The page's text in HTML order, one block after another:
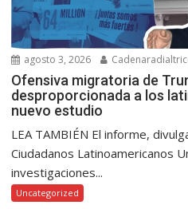
agosto 3, 2026
Ofensiva migratoria de
desproporcionada a los
nuevo estudio
LEA TAMBIÉN El informe,
Ciudadanos Latinoamericanos
investigaciones...
Uncategorized